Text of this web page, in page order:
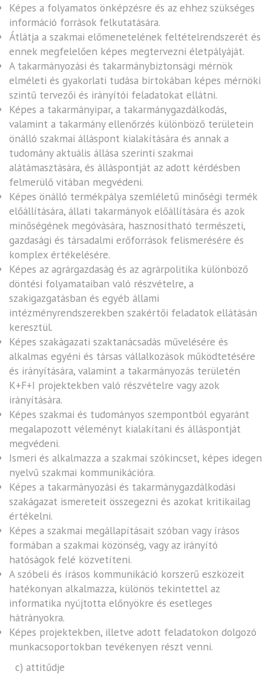
Képes a folyamatos önképzésre és az ehhez szükséges
információ források felkutatására.
Átlátja a szakmai előmenetelének feltételrendszerét és
ennek megfelelően képes megtervezni életpályáját.
A takarmányozási és takarmánybiztonsági mérnök
elméleti és gyakorlati tudása birtokában képes mérnöki
szintű tervezői és irányítói feladatokat ellátni.
Képes a takarmányipar, a takarmánygazdálkodás,
valamint a takarmány ellenőrzés különböző területein
önálló szakmai álláspont kialakítására és annak a
tudomány aktuális állása szerinti szakmai
alátámasztására, és álláspontját az adott kérdésben
felmerülő vitában megvédeni.
Képes önálló termékpálya szemléletű minőségi termék
előállítására, állati takarmányok előállítására és azok
minőségének megóvására, hasznosítható természeti,
gazdasági és társadalmi erőforrások felismerésére és
komplex értékelésére.
Képes az agrárgazdaság és az agrárpolitika különböző
döntési folyamataiban való részvételre, a
szakigazgatásban és egyéb állami
intézményrendszerekben szakértői feladatok ellátásán
keresztül.
Képes szakágazati szaktanácsadás művelésére és
alkalmas egyéni és társas vállalkozások működtetésére
és irányítására, valamint a takarmányozás területén
K+F+I projektekben való részvételre vagy azok
irányítására.
Képes szakmai és tudományos szempontból egyaránt
megalapozott véleményt kialakítani és álláspontját
megvédeni.
Ismeri és alkalmazza a szakmai szókincset, képes idegen
nyelvű szakmai kommunikációra.
Képes a takarmányozási és takarmánygazdálkodási
szakágazat ismereteit összegezni és azokat kritikailag
értékelni.
Képes a szakmai megállapításait szóban vagy írásos
formában a szakmai közönség, vagy az irányító
hatóságok felé közvetíteni.
A szóbeli és írásos kommunikáció korszerű eszközeit
hatékonyan alkalmazza, különös tekintettel az
informatika nyújtotta előnyökre és esetleges
hátrányokra.
Képes projektekben, illetve adott feladatokon dolgozó
munkacsoportokban tevékenyen részt venni.
c) attitűdje